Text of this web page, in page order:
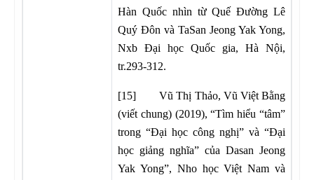
Hàn Quốc nhìn từ Quế Đường Lê
Quý Đôn và TaSan Jeong Yak Yong,
Nxb Đại học Quốc gia, Hà Nội,
tr.293-312.
[15] Vũ Thị Thảo, Vũ Việt Bằng
(viết chung) (2019), “Tìm hiểu “tâm”
trong “Đại học công nghị” và “Đại
học giảng nghĩa” của Dasan Jeong
Yak Yong”, Nho học Việt Nam và